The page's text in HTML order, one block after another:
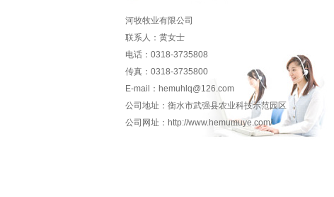
河牧牧业有限公司
联系人：黄女士
电话：0318-3735808
传真：0318-3735800
E-mail：hemuhlq@126.com
公司地址：衡水市武强县农业科技示范园区
公司网址：http://www.hemumuye.com/